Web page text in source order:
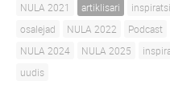
NULA 2021
artiklisari
osalejad
NULA 2022 Podcast
NULA 2024
NULA 2025
uudis